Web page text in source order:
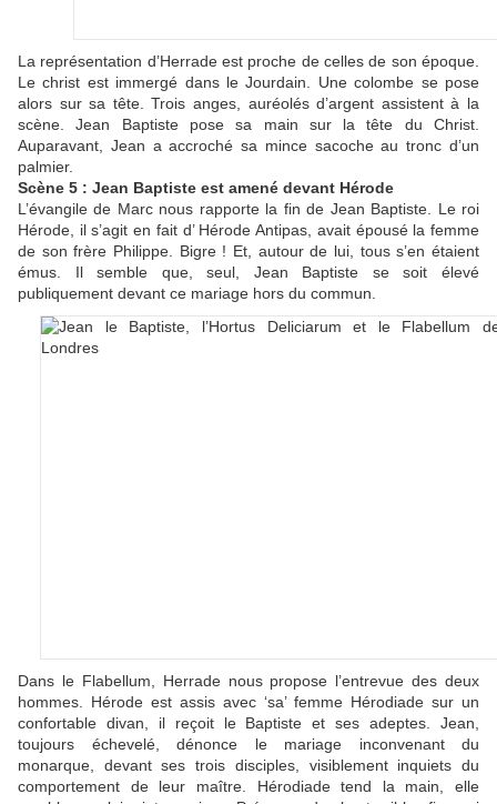
La représentation d’Herrade est proche de celles de son époque.
Le christ est immergé dans le Jourdain. Une colombe se pose
alors sur sa tête. Trois anges, auréolés d’argent assistent à la
scène. Jean Baptiste pose sa main sur la tête du Christ.
Auparavant, Jean a accroché sa mince sacoche au tronc d’un
palmier.
Scène 5 : Jean Baptiste est amené devant Hérode
L’évangile de Marc nous rapporte la fin de Jean Baptiste. Le roi
Hérode, il s’agit en fait d’ Hérode Antipas, avait épousé la femme
de son frère Philippe. Bigre ! Et, autour de lui, tous s’en étaient
émus. Il semble que, seul, Jean Baptiste se soit élevé
publiquement devant ce mariage hors du commun.
Dans le Flabellum, Herrade nous propose l’entrevue des deux
hommes. Hérode est assis avec ‘sa’ femme Hérodiade sur un
confortable divan, il reçoit le Baptiste et ses adeptes. Jean,
toujours échevelé, dénonce le mariage inconvenant du
monarque, devant ses trois disciples, visiblement inquiets du
comportement de leur maître. Hérodiade tend la main, elle